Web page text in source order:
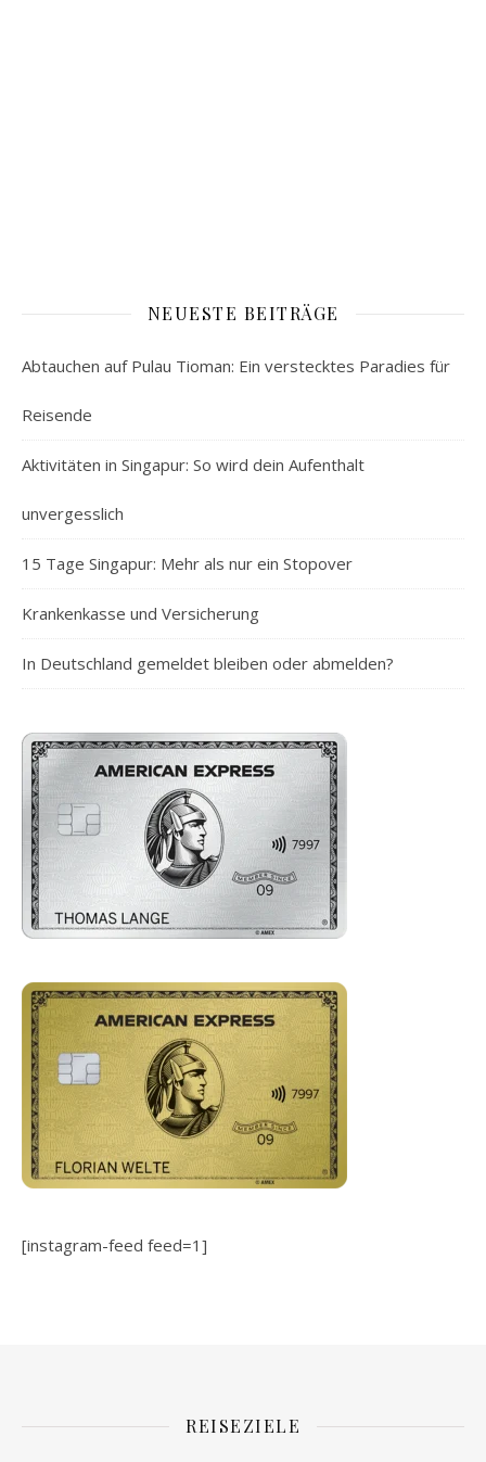
NEUESTE BEITRÄGE
Abtauchen auf Pulau Tioman: Ein verstecktes Paradies für
Reisende
Aktivitäten in Singapur: So wird dein Aufenthalt
unvergesslich
15 Tage Singapur: Mehr als nur ein Stopover
Krankenkasse und Versicherung
In Deutschland gemeldet bleiben oder abmelden?
[instagram-feed feed=1]
REISEZIELE